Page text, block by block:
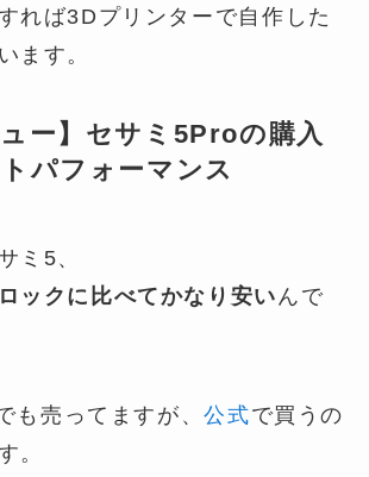
れば3Dプリンターで自作した
ます。
ュー】セサミ5Proの購入
パフォーマンス
ミ5、
ックに比べてかなり安い んで
も売ってますが、公式で買うの
。